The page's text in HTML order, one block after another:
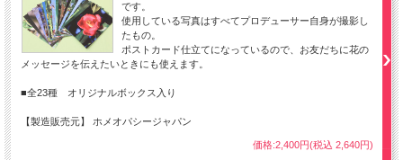
です。
使用している写真はすべてプロデューサー自身が撮影し
たもの。
ポストカード仕立てになっているので、お友だちに花の
メッセージを伝えたいときにも使えます。
■全23種 オリジナルボックス入り
【製造販売元】 ホメオパシージャパン
価格:2,400円(税込 2,640円)